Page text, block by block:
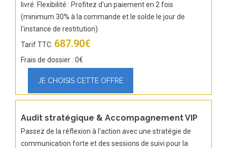
livré. Flexibilité : Profitez d'un paiement en 2 fois
(minimum 30% à la commande et le solde le jour de
l'instance de restitution).
Tarif TTC: 687.90€
Frais de dossier : 0€
Audit stratégique & Accompagnement VIP
Passez de la réflexion à l'action avec une stratégie de
communication forte et des sessions de suivi pour la